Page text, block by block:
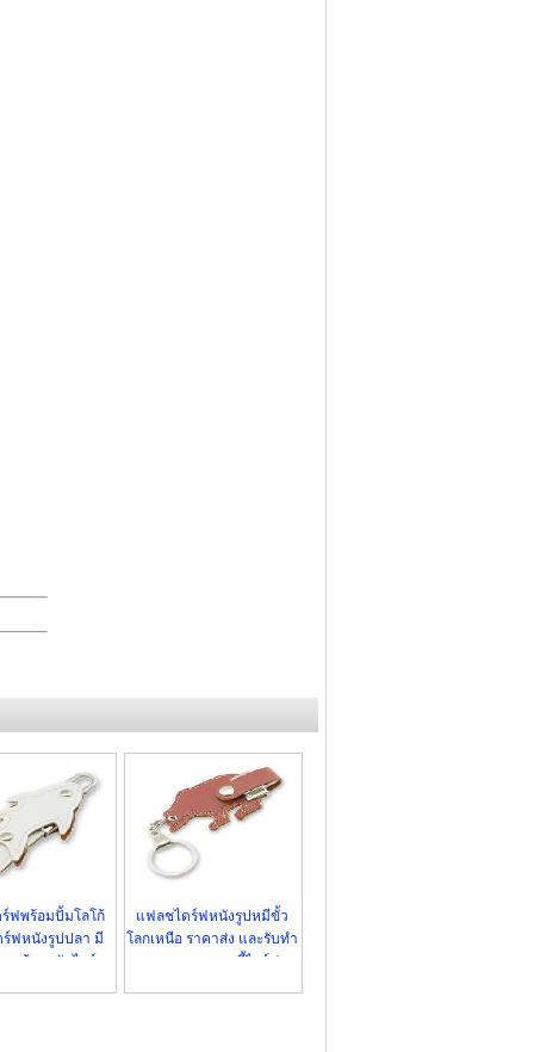
ฟพร้อมปั้มโลโก้
ฟหนังรูปปลา มี
แจห้อยทรัมไดร์
แฟลชไดร์ฟหนังรูปหมีขั้ว
โลกเหนือ ราคาส่ง และรับทำ
พวงกุญแจแฮนดี้ไดร์ฟ